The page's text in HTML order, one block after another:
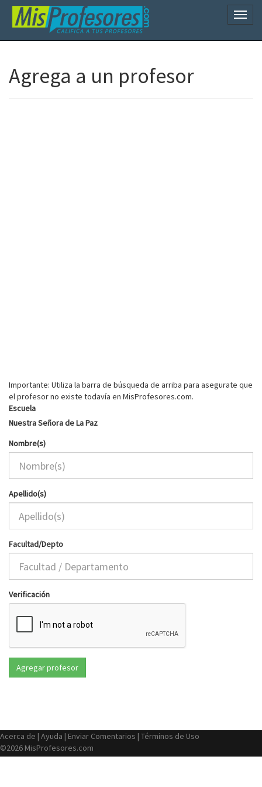
Agrega a un profesor
Importante: Utiliza la barra de búsqueda de arriba para asegurate que
el profesor no existe todavía en MisProfesores.com.
Escuela
Nuestra Señora de La Paz
Nombre(s)
Apellido(s)
Facultad/Depto
Verificación
Acerca de | Ayuda | Enviar Comentarios | Términos de Uso
©2026 MisProfesores.com